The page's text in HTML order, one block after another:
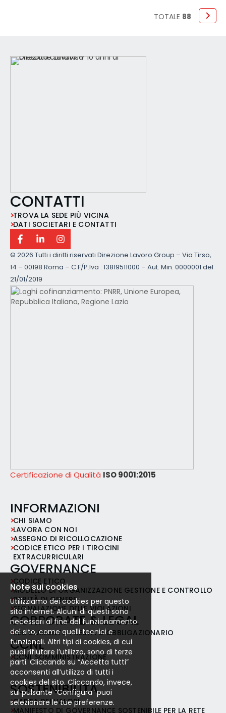
INBOUND La risorsa sarà inserita all'internoTOTALE 88
CONTATTI
TROVA LA SEDE PIÙ VICINA
DATI SOCIETARI E CONTATTI
© 2026 Tutti i diritti riservati Direzione Lavoro Group – Via Tirso,
14 – 00198 Roma – C.F/P.Iva : 13819511000 – Aut. Min. 0000001 del
21/01/2019
Certificazione di Qualità ISO 9001:2015
INFORMAZIONI
CHI SIAMO
LAVORA CON NOI
ASSEGNO DI RICOLLOCAZIONE
CODICE ETICO PER I TIROCINI
EXTRACURRICULARI
GOVERNANCE
CODICE ETICO
MODELLO DI ORGANIZZAZIONE GESTIONE E CONTROLLO
PARITÀ DI GENERE
SEGNALAZIONE DELLE VIOLAZIONI
CORPORATE & LEGAL
REGOLAMENTO PRESTITO OBBLIGAZIONARIO
CCNL
CCNL SOMMINISTRAZIONE
SOSTENIBILITÀ
CARTA DEI VALORI
MANIFESTO DI GOVERNANCE SOSTENIBILE PER LA RETE
Note sui cookies
Utilizziamo dei cookies per questo
sito internet. Alcuni di questi sono
necessari al fine del funzionamento
del sito, come quelli tecnici e
funzionali. Altri tipi di cookies, di cui
puoi rifiutare l’utilizzo, sono di terze
parti. Cliccando su “Accetta tutti”
acconsenti all’utilizzo di tutti i
cookies del sito. Cliccando, invece,
sul pulsante “Configura” puoi
selezionare le tue preferenze.